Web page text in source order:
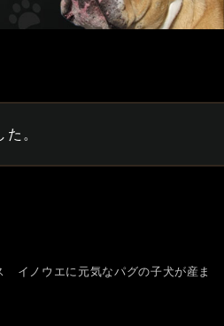
。
イノウエに元気なパグの子犬が産ま